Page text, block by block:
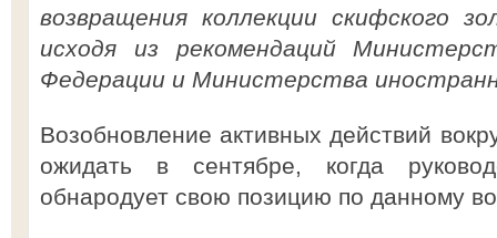
возвращения коллекции скифского
исходя из рекомендаций
Федерации и Министерства
Возобновление активных действий
ожидать в сентябре, когда
обнародует свою позицию по данному